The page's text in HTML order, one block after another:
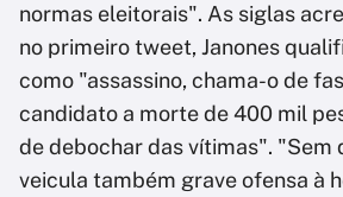
normas eleitorais". As siglas
no primeiro tweet, Janones
como "assassino, chama-o de
candidato a morte de 400 mil
de debochar das vítimas". "Sem
veicula também grave ofensa à